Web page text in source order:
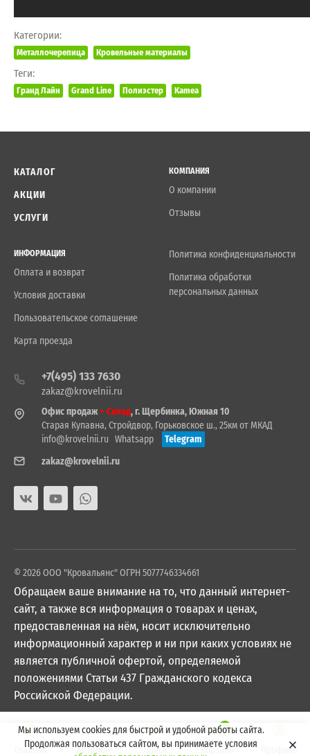
Категории:
Металлочерепица Кровельные материалы
Теги:
Гранд Лайн Grand Line Полиэстер Kamea
КАТАЛОГ
АКЦИИ
УСЛУГИ
КОМПАНИЯ
О компании
Отзывы
ИНФОРМАЦИЯ
Оплата и возврат
Условия доставки
Пользовательское соглашение
Карта проезда
Политика конфиденциальности
Политика обработки
персональных данных
+7(495) 133 7630
zakaz@krovelnii.ru
Офис продаж+ Склад, г. Щербинка, Южная 10
Старая Купавна, Стройдвор, Горьковское ш., 25км от МКАД
info@krovelnii.ru Whatsapp
Telegram
zakaz@krovelnii.ru
© 2026 ООО "Кровальянс" ОГРН 5077746334661
Обращаем ваше внимание на то, что данный интернет-
сайт, а также вся информация о товарах и ценах,
предоставленная на нём, носит исключительно
информационный характер и ни при каких условиях не
является публичной офертой, определяемой
положениями Статьи 437 Гражданского кодекса
Российской Федерации.
Мы используем cookies для быстрой и удобной работы сайта.
Продолжая пользоваться сайтом, вы принимаете условия
Главная Каталог Поиск
0
Корзина Профиль